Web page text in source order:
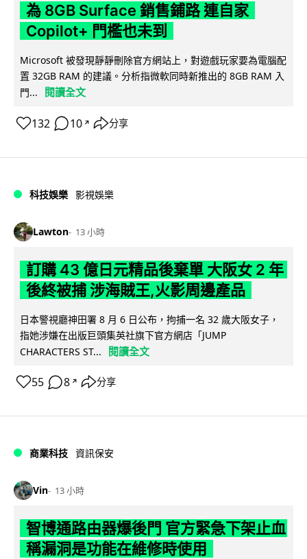
為 8GB Surface 銷售鋪路 連自家
Copilot+ 門檻也未到
Microsoft 被發現靜靜刪除官方網站上，對遊戲玩家要為電腦配
置 32GB RAM 的建議。分析指微軟同時新推出的 8GB RAM 入
門...
閱讀全文
132 10 ↗ 分享
科技娛樂 影視娛樂
Lawton 13 小時
訂購 43 億日元精品後棄單 大阪女 2 年
後終被捕 涉海賊王,火影周邊產品
日本警視廳神田署 8 月 6 日公布，拘捕一名 32 歲大阪女子，
指她涉嫌在出版巨頭集英社旗下官方網店「JUMP
CHARACTERS ST...
閱讀全文
55 8 ↗ 分享
商業科技 資訊保安
Vin 13 小時
智博通路由器爆後門 官方緊急下架止血
稱漏洞是功能在維修時使用